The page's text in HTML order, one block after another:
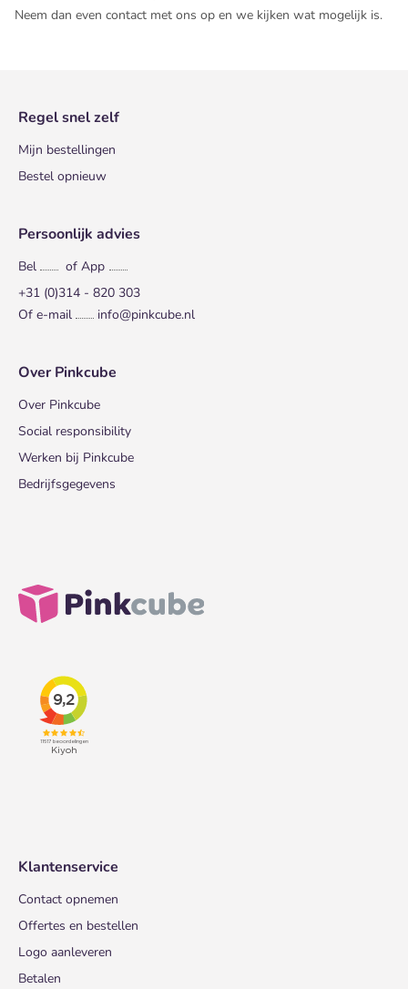
Neem dan even contact met ons op en we kijken wat mogelijk is.
Regel snel zelf
Mijn bestellingen
Bestel opnieuw
Persoonlijk advies
Bel
of App
+31 (0)314 - 820 303
Of e-mail
info@pinkcube.nl
Over Pinkcube
Over Pinkcube
Social responsibility
Werken bij Pinkcube
Bedrijfsgegevens
Klantenservice
Contact opnemen
Offertes en bestellen
Logo aanleveren
Betalen